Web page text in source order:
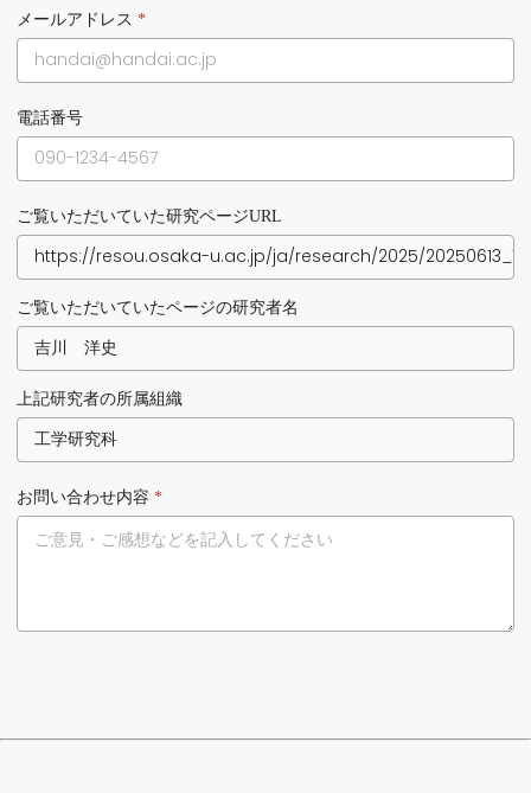
メールアドレス *
電話番号
ご覧いただいていた研究ページURL
ご覧いただいていたページの研究者名
上記研究者の所属組織
お問い合わせ内容 *